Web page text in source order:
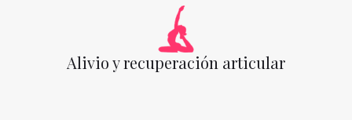
Alivio y recuperación articular